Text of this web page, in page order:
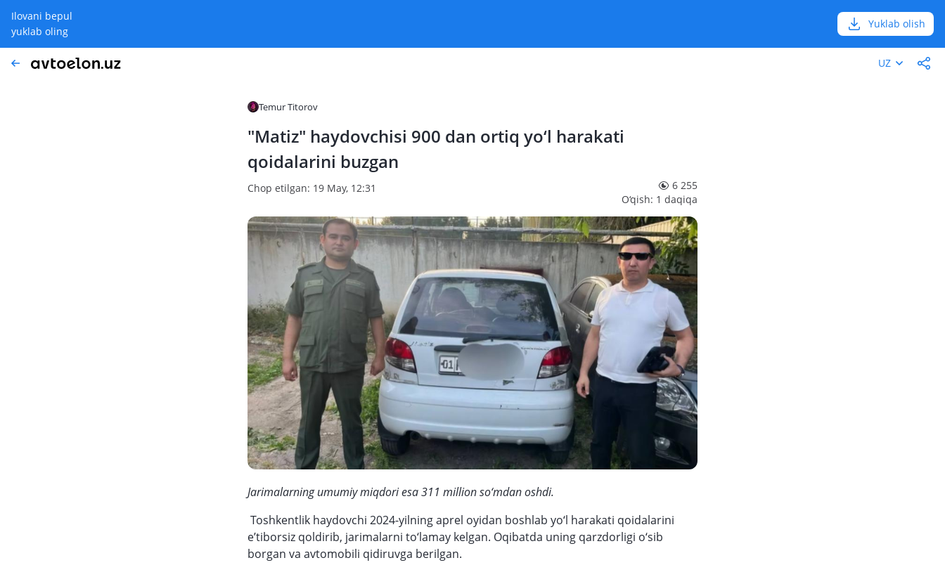
Ilovani bepul
yuklab oling
Yuklab olish
UZ
Temur Titorov
"Matiz" haydovchisi 900 dan ortiq yo‘l harakati
qoidalarini buzgan
Chop etilgan: 19 May, 12:31
6 255
O‘qish: 1 daqiqa
Jarimalarning umumiy miqdori esa 311 million so‘mdan oshdi.
Toshkentlik haydovchi 2024-yilning aprel oyidan boshlab yo‘l harakati qoidalarini
e’tiborsiz qoldirib, jarimalarni to‘lamay kelgan. Oqibatda uning qarzdorligi o‘sib
borgan va avtomobili qidiruvga berilgan.